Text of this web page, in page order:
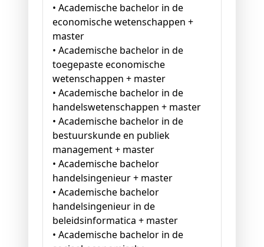
• Academische bachelor in de
economische wetenschappen +
master
• Academische bachelor in de
toegepaste economische
wetenschappen + master
• Academische bachelor in de
handelswetenschappen + master
• Academische bachelor in de
bestuurskunde en publiek
management + master
• Academische bachelor
handelsingenieur + master
• Academische bachelor
handelsingenieur in de
beleidsinformatica + master
• Academische bachelor in de